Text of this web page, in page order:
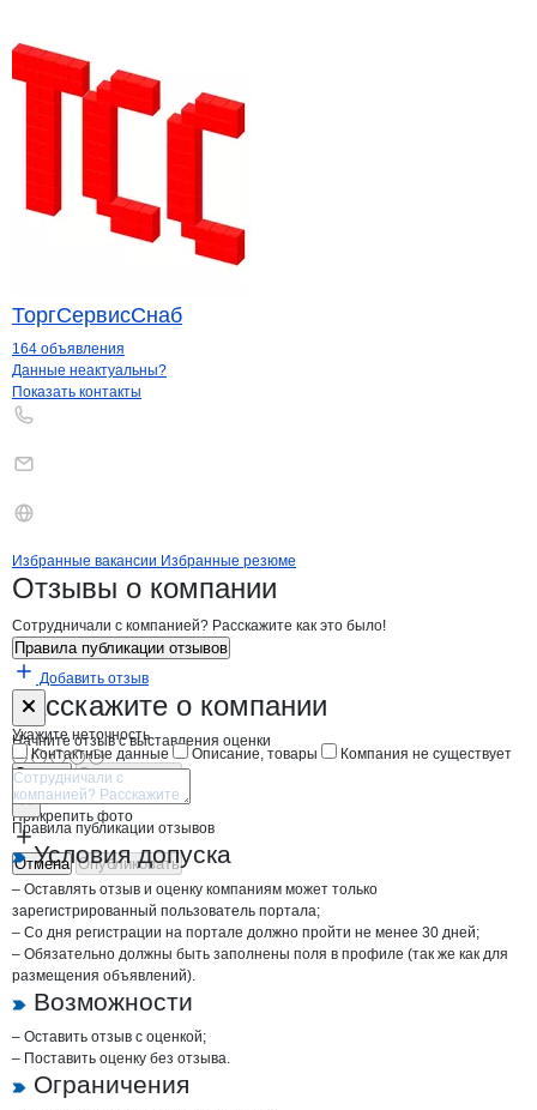
ТоргСервисСнаб
164 объявления
Контактыкомпании
+7(800)000-00-..
Данные неактуальны?
Показать контакты
Брендыкомпани Харьков-Прибор
Вакансии вХарьков-Прибор НПФ
Избранные вакансии Избранные резюме
Новости oХарьков-Прибор НПФ,
Отзывы о компании
Сотрудничали с компанией? Расскажите как это было!
Правила публикации отзывов
Добавить отзыв
Расскажите о компании
Начните отзыв с выставления оценки
Прикрепить фото
Отмена Опубликовать
Форма обратной связи о неточностях
Укажите неточность
Контактные данные
Описание, товары Компания не существует
Отмена Опубликовать
Правила публикации отзывов
Условия допуска
– Оставлять отзыв и оценку компаниям может только
зарегистрированный пользователь портала;
– Со дня регистрации на портале должно пройти не менее 30 дней;
– Обязательно должны быть заполнены поля в профиле (так же как для
размещения объявлений).
Возможности
– Оставить отзыв с оценкой;
– Поставить оценку без отзыва.
Ограничения